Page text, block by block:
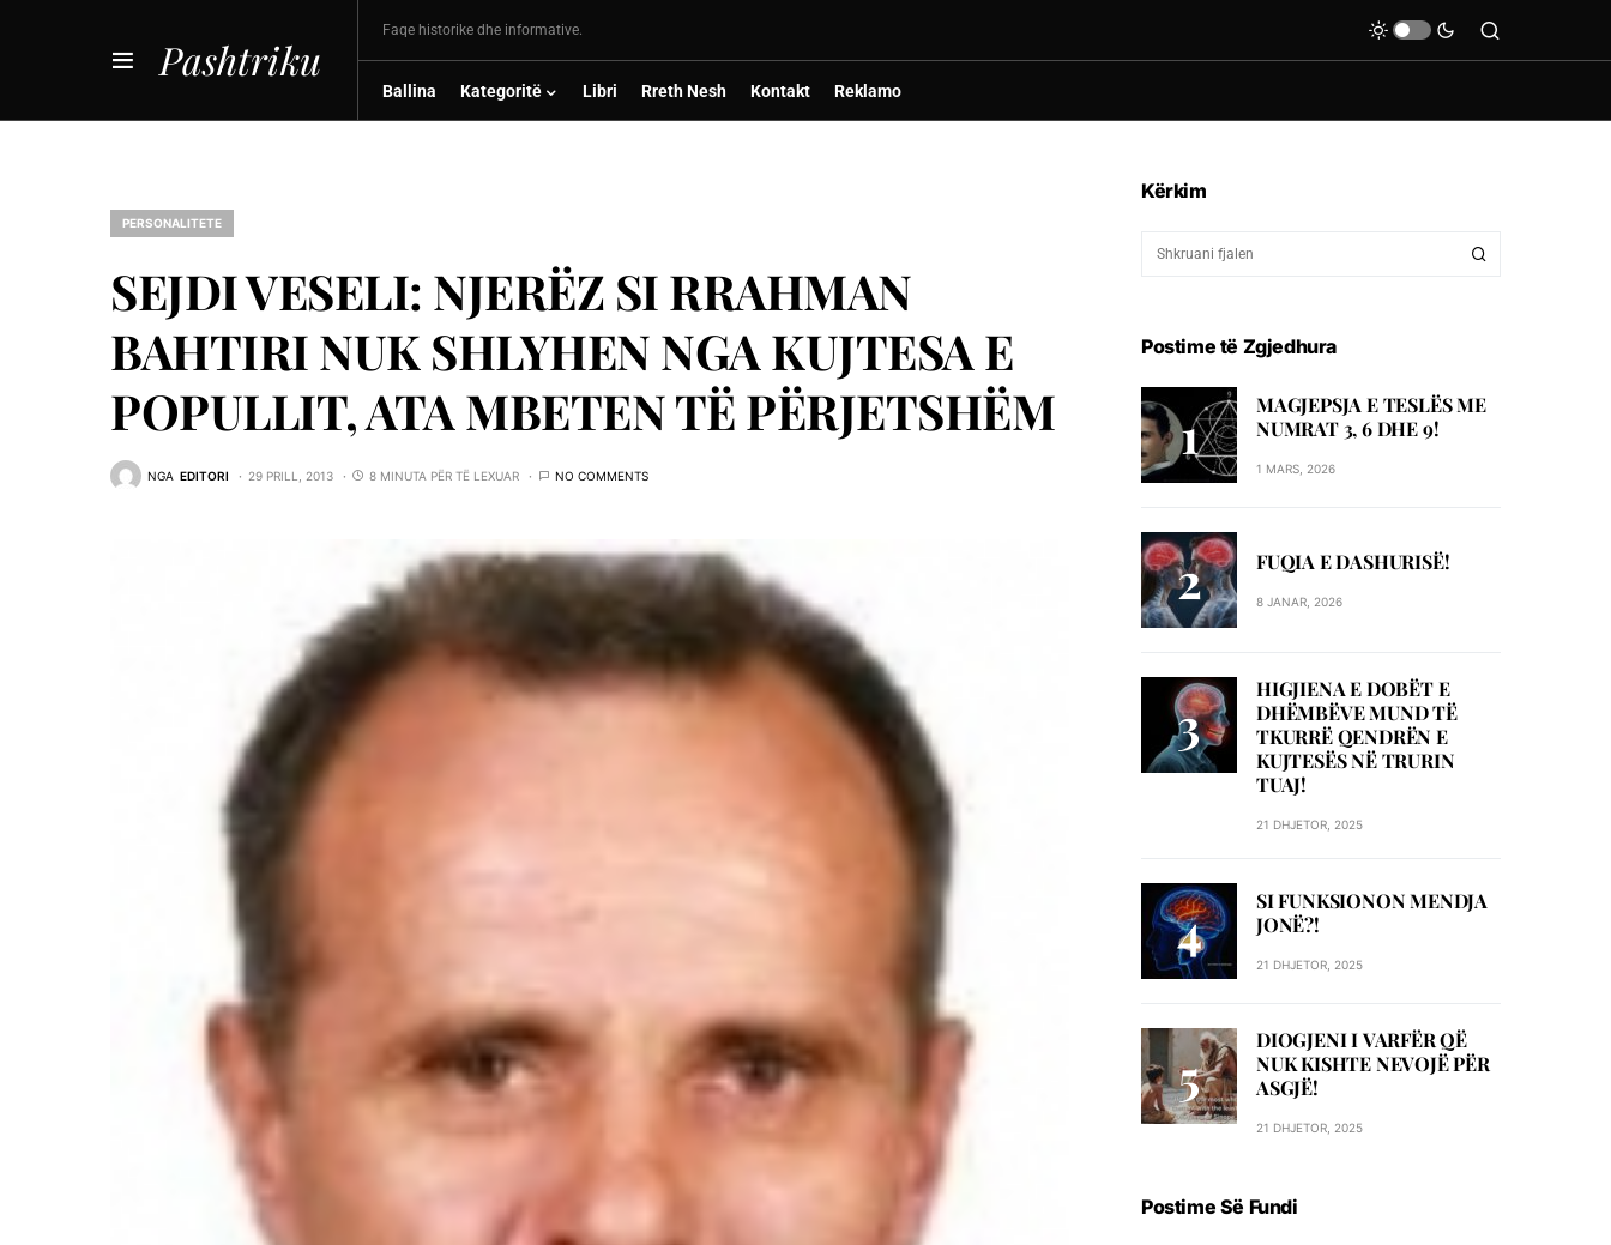
Pashtriku
Faqe historike dhe informative.
Ballina Kategoritë Libri Rreth Nesh Kontakt Reklamo
PERSONALITETE
SEJDI VESELI: NJERËZ SI RRAHMAN
BAHTIRI NUK SHLYHEN NGA KUJTESA E
POPULLIT, ATA MBETEN TË PËRJETSHËM
NGA EDITORI 29 PRILL, 2013 8 MINUTA PËR TË LEXUAR NO COMMENTS
Kërkim
Postime të Zgjedhura
MAGJEPSJA E TESLËS ME
NUMRAT 3, 6 DHE 9!
1 MARS, 2026
FUQIA E DASHURISË!
8 JANAR, 2026
HIGJIENA E DOBËT E
DHËMBËVE MUND TË
TKURRË QENDRËN E
KUJTESËS NË TRURIN
TUAJ!
21 DHJETOR, 2025
SI FUNKSIONON MENDJA
JONË?!
21 DHJETOR, 2025
DIOGJENI I VARFËR QË
NUK KISHTE NEVOJË PËR
ASGJË!
21 DHJETOR, 2025
Postime Së Fundi